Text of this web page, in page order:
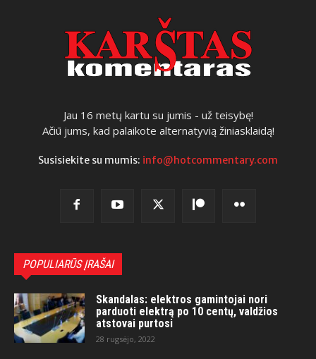
Jau 16 metų kartu su jumis - už teisybę!
Ačiū jums, kad palaikote alternatyvią žiniasklaidą!
Susisiekite su mumis: info@hotcommentary.com
POPULIARŪS ĮRAŠAI
Skandalas: elektros gamintojai nori
parduoti elektrą po 10 centų, valdžios
atstovai purtosi
28 rugsėjo, 2022